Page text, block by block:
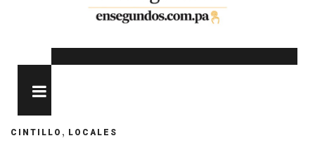
CINTILLO , LOCALES